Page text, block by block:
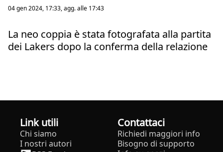
04 gen 2024, 17:33, agg. alle 17:43
La neo coppia è stata fotografata alla partita
dei Lakers dopo la conferma della relazione
Link utili
Chi siamo
I nostri autori
Contattaci
Richiedi maggiori info
Bisogno di supporto